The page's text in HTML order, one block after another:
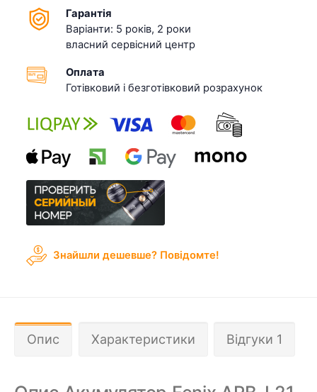
Гарантія
Варіанти: 5 років, 2 роки
власний сервісний центр
Оплата
Готівковий і безготівковий розрахунок
Знайшли дешевше? Повідомте!
Опис Характеристики Відгуки 1